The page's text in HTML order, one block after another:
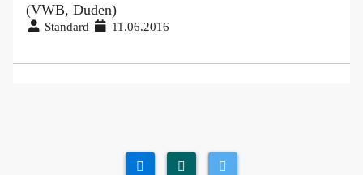
(VWB, Duden)
Standard 11.06.2016